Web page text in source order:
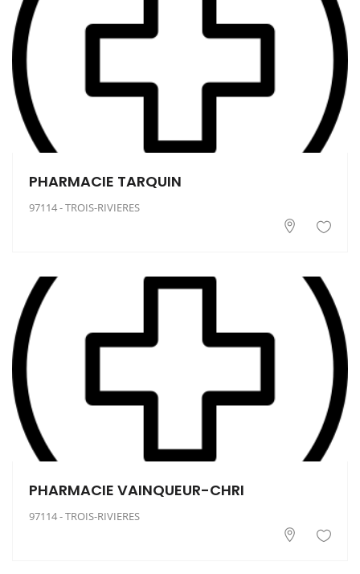
PHARMACIE TARQUIN
97114 - TROIS-RIVIERES
PHARMACIE VAINQUEUR-CHRI
97114 - TROIS-RIVIERES